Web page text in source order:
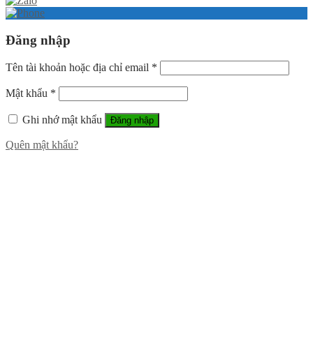
Đăng nhập
Tên tài khoản hoặc địa chỉ email *
Mật khẩu *
Ghi nhớ mật khẩu Đăng nhập
Quên mật khẩu?